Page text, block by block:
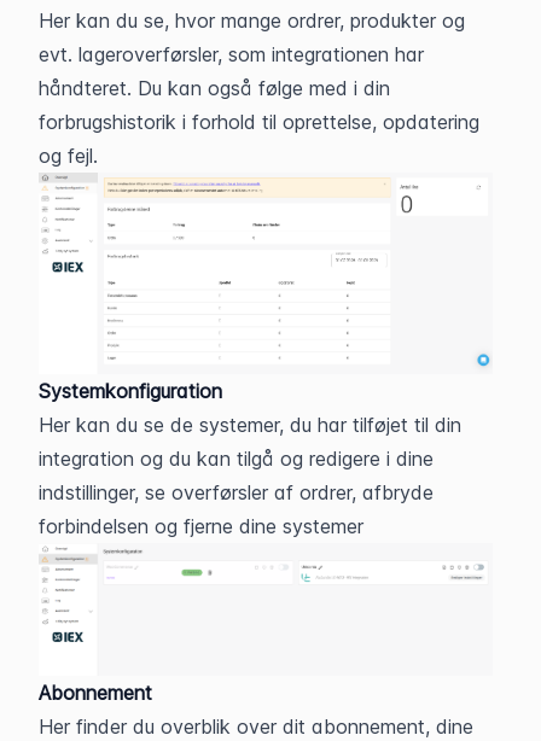
Her kan du se, hvor mange ordrer, produkter og
evt. lageroverførsler, som integrationen har
håndteret. Du kan også følge med i din
forbrugshistorik i forhold til oprettelse, opdatering
og fejl.
Systemkonfiguration
Her kan du se de systemer, du har tilføjet til din
integration og du kan tilgå og redigere i dine
indstillinger, se overførsler af ordrer, afbryde
forbindelsen og fjerne dine systemer
Abonnement
Her finder du overblik over dit abonnement, dine